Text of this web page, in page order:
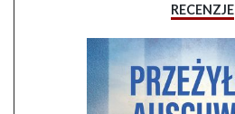
RECENZJE